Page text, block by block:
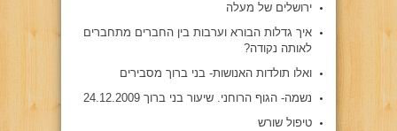
ירושלים של מעלה
איך גדלות הבורא וערבות בין החברים מתחברים
לאותה נקודה?
ואלו תולדות האנושות- בני ברוך מסבירים
נשמה- הגוף הרוחני. שיעור בני ברוך 24.12.2009
טיפול שורש